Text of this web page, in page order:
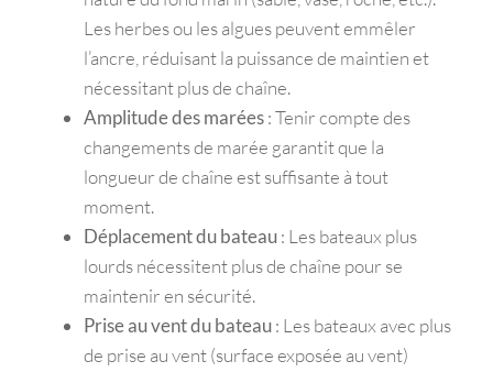
Les herbes ou les algues peuvent emmêler
l’ancre, réduisant la puissance de maintien et
nécessitant plus de chaîne.
Amplitude des marées: Tenir compte des
changements de marée garantit que la
longueur de chaîne est suffisante à tout
moment.
Déplacement du bateau: Les bateaux plus
lourds nécessitent plus de chaîne pour se
maintenir en sécurité.
Prise au vent du bateau: Les bateaux avec plus
de prise au vent (surface exposée au vent)